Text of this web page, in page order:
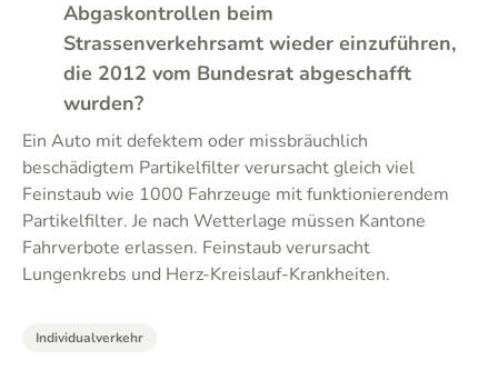
Abgaskontrollen beim
Strassenverkehrsamt wieder einzuführen,
die 2012 vom Bundesrat abgeschafft
wurden?
Ein Auto mit defektem oder missbräuchlich
beschädigtem Partikelfilter verursacht gleich viel
Feinstaub wie 1000 Fahrzeuge mit funktionierendem
Partikelfilter. Je nach Wetterlage müssen Kantone
Fahrverbote erlassen. Feinstaub verursacht
Lungenkrebs und Herz-Kreislauf-Krankheiten.
Individualverkehr